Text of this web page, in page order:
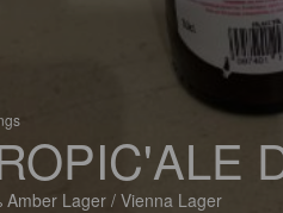
Amber Lager / Vienna Lager